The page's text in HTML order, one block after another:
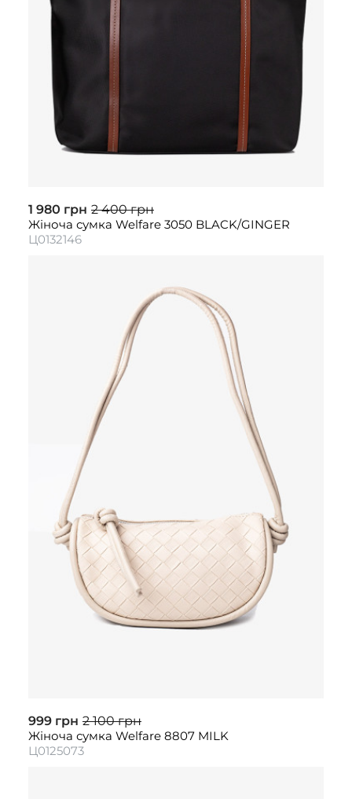
1 980 грн 2 400 грн
Жіноча сумка Welfare 3050 BLACK/GINGER
Ц0132146
999 грн 2 100 грн
Жіноча сумка Welfare 8807 MILK
Ц0125073